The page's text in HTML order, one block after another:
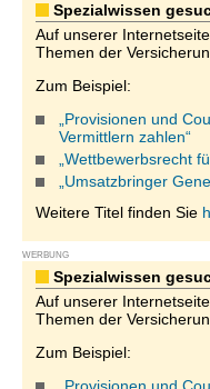
Spezialwissen
Auf unserer
Themen der
Zum Beispiel:
„Provisionen und
Vermittlern zahlen“
„Wettbewerbsrecht
„Umsatzbringer
Weitere Titel finden Sie
WERBUNG
Spezialwissen
Auf unserer
Themen der
Zum Beispiel: